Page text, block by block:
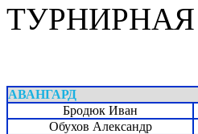
АВАНГАРД
Бродюк Иван
Обухов Александр